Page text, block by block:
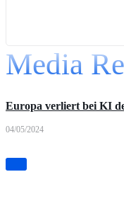
Media
Europa verliert bei KI
04/05/2024